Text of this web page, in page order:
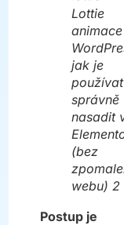
Lottie
jak je
správně
nasadit
(bez
webu) 2
Postup je